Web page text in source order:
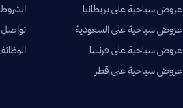
عروض سياحية على بريطانيا
عروض سياحية على السعودية
عروض سياحية على فرنسا
عروض سياحية على قطر
تواصل